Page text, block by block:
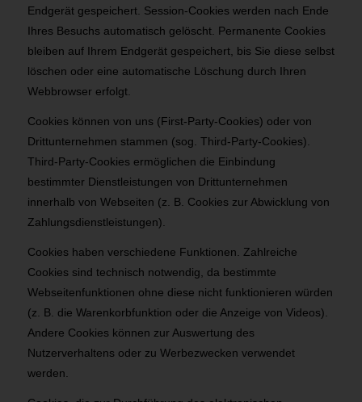
Endgerät gespeichert. Session-Cookies werden nach Ende
Ihres Besuchs automatisch gelöscht. Permanente Cookies
bleiben auf Ihrem Endgerät gespeichert, bis Sie diese selbst
löschen oder eine automatische Löschung durch Ihren
Webbrowser erfolgt.
Cookies können von uns (First-Party-Cookies) oder von
Drittunternehmen stammen (sog. Third-Party-Cookies).
Third-Party-Cookies ermöglichen die Einbindung
bestimmter Dienstleistungen von Drittunternehmen
innerhalb von Webseiten (z. B. Cookies zur Abwicklung von
Zahlungsdienstleistungen).
Cookies haben verschiedene Funktionen. Zahlreiche
Cookies sind technisch notwendig, da bestimmte
Webseitenfunktionen ohne diese nicht funktionieren würden
(z. B. die Warenkorbfunktion oder die Anzeige von Videos).
Andere Cookies können zur Auswertung des
Nutzerverhaltens oder zu Werbezwecken verwendet
werden.